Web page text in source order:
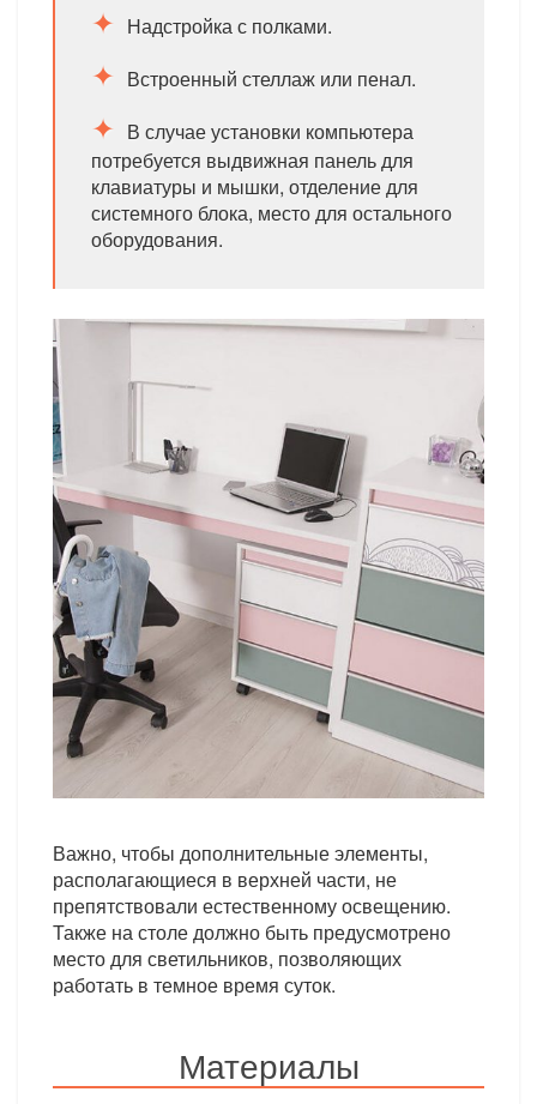
Надстройка с полками.
Встроенный стеллаж или пенал.
В случае установки компьютера
потребуется выдвижная панель для
клавиатуры и мышки, отделение для
системного блока, место для остального
оборудования.
Важно, чтобы дополнительные элементы,
располагающиеся в верхней части, не
препятствовали естественному освещению.
Также на столе должно быть предусмотрено
место для светильников, позволяющих
работать в темное время суток.
Материалы